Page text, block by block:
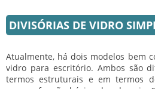
DIVISÓRIAS DE VIDRO
Atualmente, há dois modelos bem
vidro para escritório. Ambos são
termos estruturais e em termos